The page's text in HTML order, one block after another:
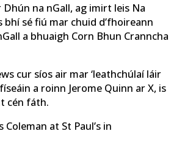
Dhún na nGall, ag imirt leis Na
bhí sé fiú mar chuid d’fhoireann
a bhuaigh Corn Bhun Cranncha
cur síos air mar ‘leathchúlaí láir
a roinn Jerome Quinn ar X, is
cén fáth.
Coleman at St Paul’s in